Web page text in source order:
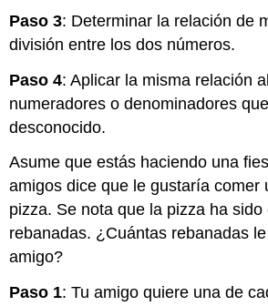
Paso 3: Determinar la relación de
división entre los dos números.
Paso 4: Aplicar la misma relación
numeradores o denominadores
desconocido.
Asume que estás haciendo una
amigos dice que le gustaría comer
pizza. Se nota que la pizza ha
rebanadas. ¿Cuántas rebanadas
amigo?
Paso 1: Tu amigo quiere una de